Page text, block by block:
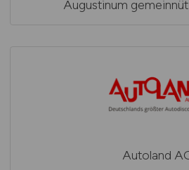
Augustinum
Autoland